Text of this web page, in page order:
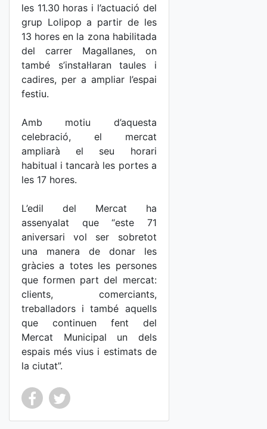
les 11.30 horas i l’actuació del
grup Lolipop a partir de les
13 hores en la zona habilitada
del carrer Magallanes, on
també s’instal·laran taules i
cadires, per a ampliar l’espai
festiu.
Amb motiu d’aquesta
celebració, el mercat
ampliarà el seu horari
habitual i tancarà les portes a
les 17 hores.
L’edil del Mercat ha
assenyalat que “este 71
aniversari vol ser sobretot
una manera de donar les
gràcies a totes les persones
que formen part del mercat:
clients, comerciants,
treballadors i també aquells
que continuen fent del
Mercat Municipal un dels
espais més vius i estimats de
la ciutat”.
Co Co